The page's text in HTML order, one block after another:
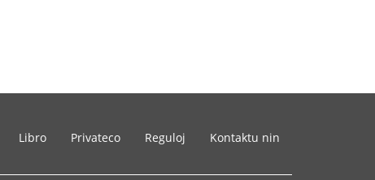
Libro Privateco Reguloj Kontaktu nin